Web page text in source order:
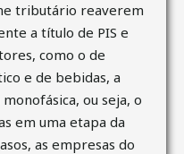
tributário reaverem
a título de PIS e
como o de
e de bebidas, a
ou seja, o
em uma etapa da
as empresas do